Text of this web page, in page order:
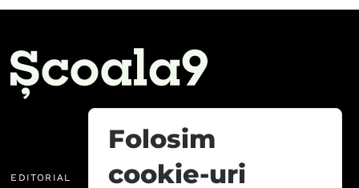
EDITORIAL ȘCOALA9
Folosim
cookie-uri